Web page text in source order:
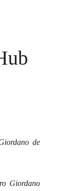
de
Giordano